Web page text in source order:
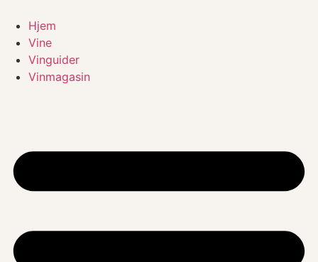
indhold
Hjem
Vine
Vinguider
Vinmagasin